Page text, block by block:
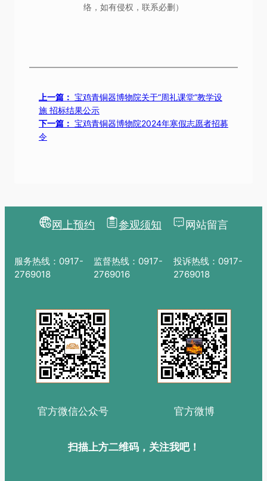
络，如有侵权，联系必删）
上一篇： 宝鸡青铜器博物院关于“周礼课堂”教学设
施 招标结果公示
下一篇： 宝鸡青铜器博物院2024年寒假志愿者招募
令
网上预约 参观须知 网站留言
服务热线：0917-
2769018
监督热线：0917-
2769016
投诉热线：0917-
2769018
官方微信公众号 官方微博
扫描上方二维码，关注我吧！